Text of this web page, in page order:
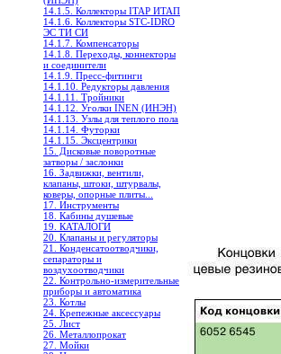
14.1.5. Коллекторы ITAP ИТАП
14.1.6. Коллекторы STC-IDRO
ЭС ТИ СИ
14.1.7. Компенсаторы
14.1.8. Переходы, коннекторы
и соединители
14.1.9. Пресс-фитинги
14.1.10. Редукторы давления
14.1.11. Тройники
14.1.12. Уголки INEN (ИНЭН)
14.1.13. Узлы для теплого пола
14.1.14. Футорки
14.1.15. Эксцентрики
15. Дисковые поворотные
затворы / заслонки
16. Задвижки, вентили,
клапаны, штоки, штурвалы,
коверы, опорные плиты...
17. Инструменты
18. Кабины душевые
19. КАТАЛОГИ
20. Клапаны и регуляторы
21. Конденсатоотводчики,
сепараторы и
воздухоотводчики
22. Контрольно-измерительные
приборы и автоматика
23. Котлы
24. Крепежные аксессуары
25. Лист
26. Металлопрокат
27. Мойки